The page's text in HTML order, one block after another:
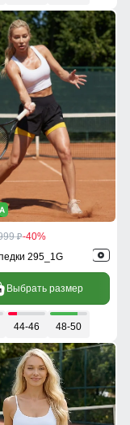
p-40%
295_1G
Выбрать размер
44-46 48-50